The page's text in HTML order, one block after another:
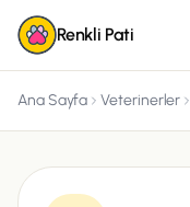
Renkli Pati
Ana Sayfa Veterinerler